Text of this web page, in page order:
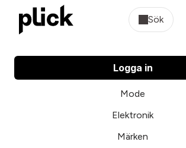
Sök
Logga in
Mode
Elektronik
Märken